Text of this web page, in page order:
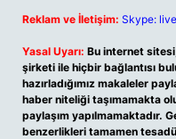
Reklam ve İletişim: Skype:
Yasal Uyarı: Bu internet
şirketi ile hiçbir bağlantısı
hazırladığımız makaleler
haber niteliği taşımamakta
paylaşım yapılmamaktadır.
benzerlikleri tamamen